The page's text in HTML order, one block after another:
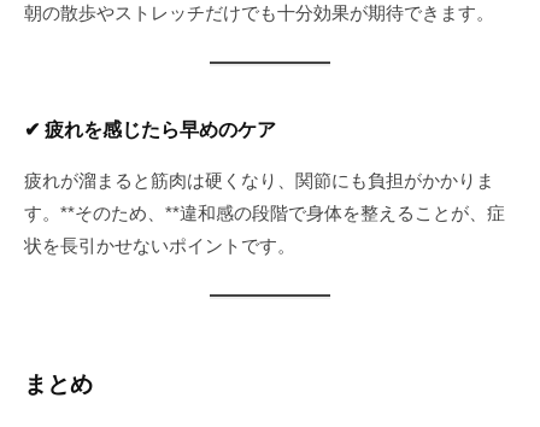
朝の散歩やストレッチだけでも十分効果が期待できます。
✔ 疲れを感じたら早めのケア
疲れが溜まると筋肉は硬くなり、関節にも負担がかかりま
す。**そのため、**違和感の段階で身体を整えることが、症
状を長引かせないポイントです。
まとめ